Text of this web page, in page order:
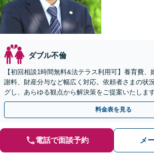
ダブル不倫
【初回相談1時間無料&法テラス利用可】養育費
謝料、財産分与など幅広く対応。依頼者さまの状
グし、あらゆる観点から解決策をご提案いたしま
る前にご相談ください【熊谷駅徒歩10分】
料金表を見る
電話で面談予約 メ